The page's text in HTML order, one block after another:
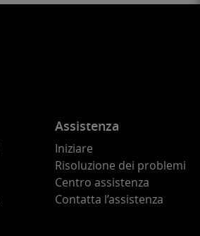
Assistenza
Iniziare
Risoluzione dei problemi
Centro assistenza
Contatta l’assistenza